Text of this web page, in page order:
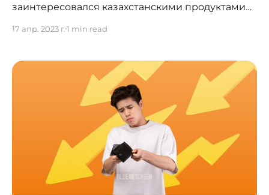
заинтересовался казахстанскими продуктами
встреча
ews/details/538812?lang=ru] вице-министра
торговли и интеграции РК Кайрата Торебаева с
Председателем Совета директоров ТОО
"Китайская корпорация Синьсин" господином
Чжань Цзянь. Она была посвящена обсуждению
возможностей
17 апр. 2023 г.1 min read